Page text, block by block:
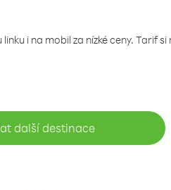
i na mobil za nízké ceny. Tarif
další destinace